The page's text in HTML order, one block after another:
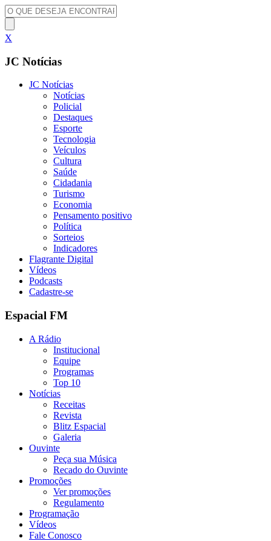
X
JC Notícias
JC Notícias
Notícias
Policial
Destaques
Esporte
Tecnologia
Veículos
Cultura
Saúde
Cidadania
Turismo
Economia
Pensamento positivo
Política
Sorteios
Indicadores
Flagrante Digital
Vídeos
Podcasts
Cadastre-se
Espacial FM
A Rádio
Institucional
Equipe
Programas
Top 10
Notícias
Receitas
Revista
Blitz Espacial
Galeria
Ouvinte
Peça sua Música
Recado do Ouvinte
Promoções
Ver promoções
Regulamento
Programação
Vídeos
Fale Conosco